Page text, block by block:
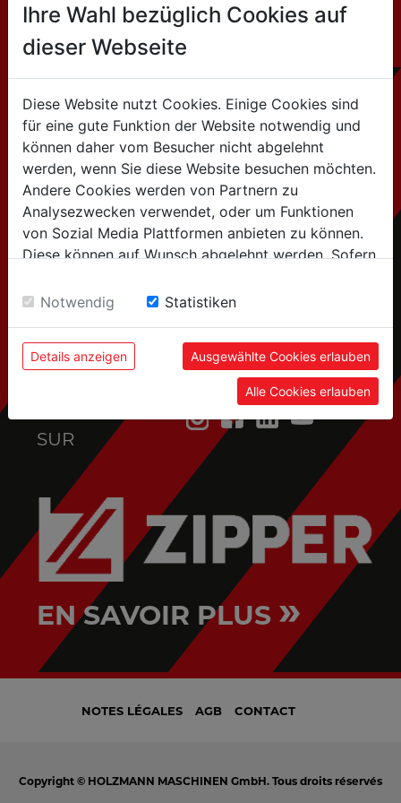
CONTACTO
HOLZMANN MASCHINEN GmbH
Marktplatz 4 / 4170 Haslach / Austria
Tel:+43 7289 / 71562-0
info@holzmann-maschinen.at
spécialisés !
SUR
EN SAVOIR PLUS »
NOTES LÉGALES AGB CONTACT
Copyright © HOLZMANN MASCHINEN GmbH. Tous droits réservés
Ihre Wahl bezüglich Cookies auf
dieser Webseite
Diese Website nutzt Cookies. Einige Cookies sind
für eine gute Funktion der Website notwendig und
können daher vom Besucher nicht abgelehnt
werden, wenn Sie diese Website besuchen möchten.
Andere Cookies werden von Partnern zu
Analysezwecken verwendet, oder um Funktionen
von Sozial Media Plattformen anbieten zu können.
Diese können auf Wunsch abgelehnt werden. Sofern
Einwilligung zu unseren Cookies.
Notwendig Statistiken
Details anzeigen Ausgewählte Cookies erlauben
Alle Cookies erlauben